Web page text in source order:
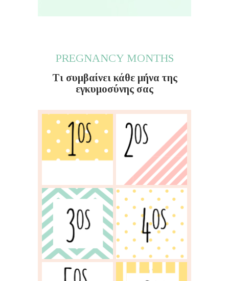
PREGNANCY MONTHS
Τι συμβαίνει κάθε μήνα της
εγκυμοσύνης σας